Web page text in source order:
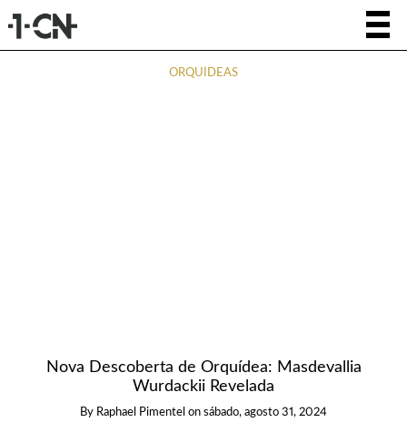
ORQUÍDEAS
Nova Descoberta de Orquídea: Masdevallia
Wurdackii Revelada
By Raphael Pimentel on sábado, agosto 31, 2024